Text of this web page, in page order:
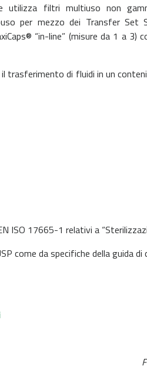
utilizza filtri multiuso non
per mezzo dei Transfer Set
“in-line” (misure da 1 a 3)
di fluidi in un
17665-1 relativi a
come da specifiche della guida